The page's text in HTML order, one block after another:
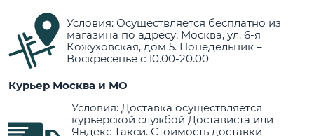
Условия: Осуществляется бесплатно из
магазина по адресу: Москва, ул. 6-я
Кожуховская, дом 5. Понедельник –
Воскресенье с 10.00-20.00
Курьер Москва и МО
Условия: Доставка осуществляется
курьерской службой Достависта или
Яндекс Такси. Стоимость доставки